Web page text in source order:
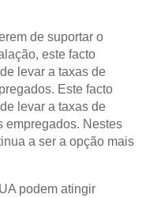
de suportar o
este facto
levar a taxas de
Este facto
levar a taxas de
empregados. Nestes
a ser a opção mais
podem atingir